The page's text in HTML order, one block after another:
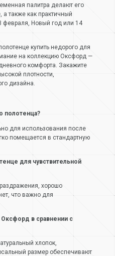
палитра делают его
также как практичный
февраля, Новый год или 14
купить недорого для
на коллекцию Оксфорд —
комфорта. Закажите
плотности,
дизайна.
полотенца?
для использования после
помещается в стандартную
для чувствительной
хорошо
что важно для
в сравнении с
хлопок,
размер обеспечивают